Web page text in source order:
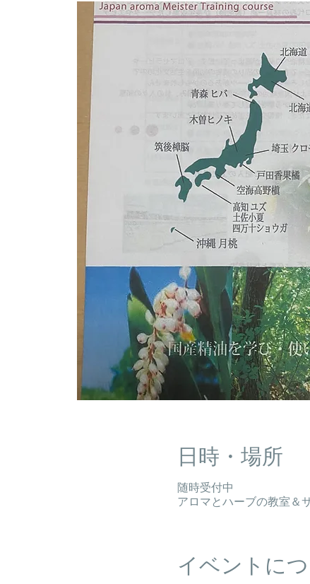
日時・場所
随時受付中
アロマとハーブの教室
イベントに